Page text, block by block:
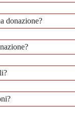
donazione?